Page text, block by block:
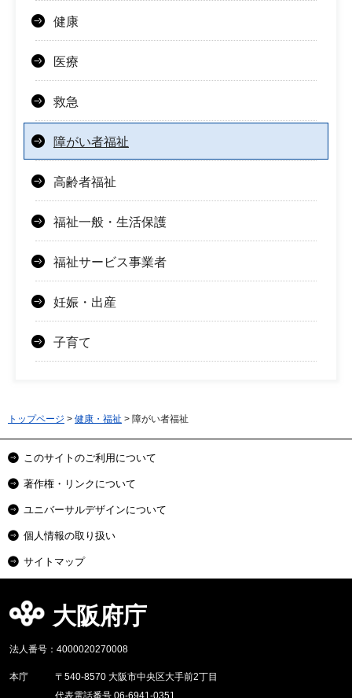
健康
医療
救急
障がい者福祉
高齢者福祉
福祉一般・生活保護
福祉サービス事業者
妊娠・出産
子育て
トップページ > 健康・福祉 > 障がい者福祉
このサイトのご利用について
著作権・リンクについて
ユニバーサルデザインについて
個人情報の取り扱い
サイトマップ
大阪府庁
法人番号：4000020270008
本庁
〒540-8570 大阪市中央区大手前2丁目
代表電話番号 06-6941-0351